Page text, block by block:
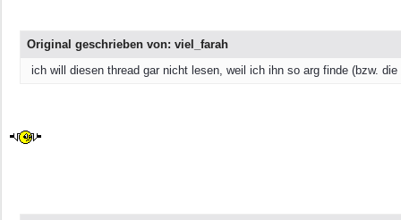
Original geschrieben von: viel_farah
ich will diesen thread gar nicht lesen, weil ich ihn so arg finde (bzw.